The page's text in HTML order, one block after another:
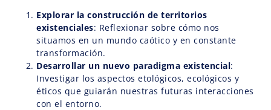
Explorar la construcción de territorios
existenciales: Reflexionar sobre cómo nos
situamos en un mundo caótico y en constante
transformación.
Desarrollar un nuevo paradigma existencial:
Investigar los aspectos etológicos, ecológicos y
éticos que guiarán nuestras futuras interacciones
con el entorno.